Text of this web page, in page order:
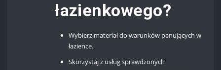
łazienkowego?
Wybierz materiał do warunków panujących w
łazience.
Skorzystaj z usług sprawdzonych